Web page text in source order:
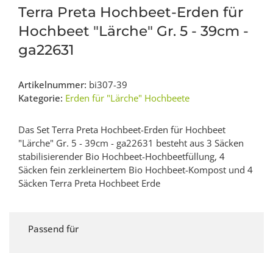
Terra Preta Hochbeet-Erden für
Hochbeet "Lärche" Gr. 5 - 39cm -
ga22631
Artikelnummer: bi307-39
Kategorie: Erden für "Lärche" Hochbeete
Das Set Terra Preta Hochbeet-Erden für Hochbeet
"Lärche" Gr. 5 - 39cm - ga22631 besteht aus 3 Säcken
stabilisierender Bio Hochbeet-Hochbeetfüllung, 4
Säcken fein zerkleinertem Bio Hochbeet-Kompost und 4
Säcken Terra Preta Hochbeet Erde
Passend für